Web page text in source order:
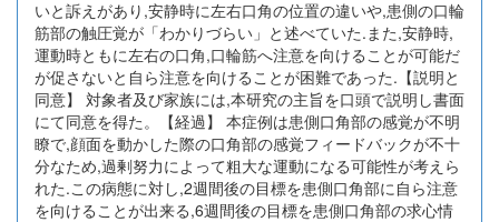
いと訴えがあり,安静時に左右口角の位置の違いや,患側の口輪
筋部の触圧覚が「わかりづらい」と述べていた.また,安静時,
運動時ともに左右の口角,口輪筋へ注意を向けることが可能だ
が促さないと自ら注意を向けることが困難であった.【説明と
同意】 対象者及び家族には,本研究の主旨を口頭で説明し書面
にて同意を得た。【経過】 本症例は患側口角部の感覚が不明
瞭で,顔面を動かした際の口角部の感覚フィードバックが不十
分なため,過剰努力によって粗大な運動になる可能性が考えら
れた.この病態に対し,2週間後の目標を患側口角部に自ら注意
を向けることが出来る,6週間後の目標を患側口角部の求心情